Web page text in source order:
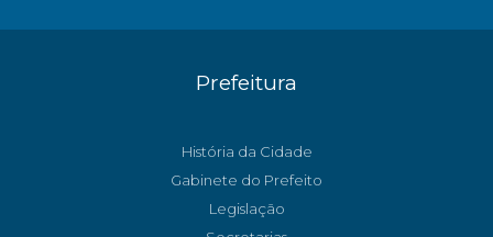
Prefeitura
História da Cidade
Gabinete do Prefeito
Legislação